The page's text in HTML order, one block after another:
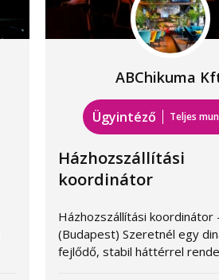
ABChikuma
Ügyintéző Teljes
Házhozszállítási
koordinátor
Házhozszállítási koordinátor
(Budapest) Szeretnél egy
fejlődő, stabil háttérrel